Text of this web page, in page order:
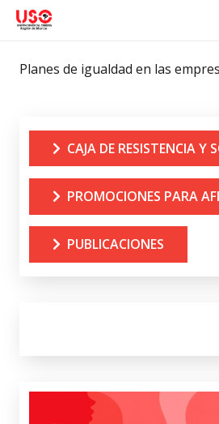
Planes de igualdad en las
CAJA DE RESISTENCIA Y
PROMOCIONES PARA
PUBLICACIONES